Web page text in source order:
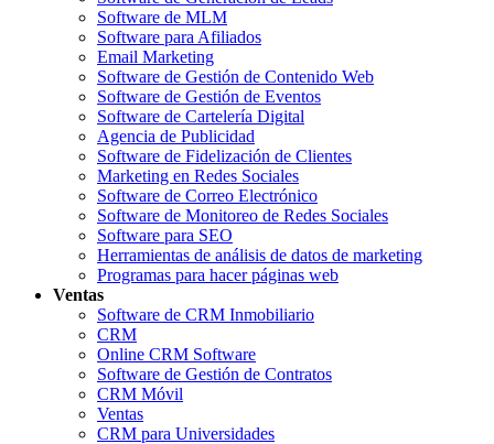
Software de MLM
Software para Afiliados
Email Marketing
Software de Gestión de Contenido Web
Software de Gestión de Eventos
Software de Cartelería Digital
Agencia de Publicidad
Software de Fidelización de Clientes
Marketing en Redes Sociales
Software de Correo Electrónico
Software de Monitoreo de Redes Sociales
Software para SEO
Herramientas de análisis de datos de marketing
Programas para hacer páginas web
Ventas
Software de CRM Inmobiliario
CRM
Online CRM Software
Software de Gestión de Contratos
CRM Móvil
Ventas
CRM para Universidades